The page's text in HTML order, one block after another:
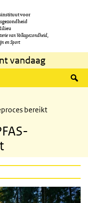
voor
van Volksgezondheid,
en Sport
vandaag
bereikt